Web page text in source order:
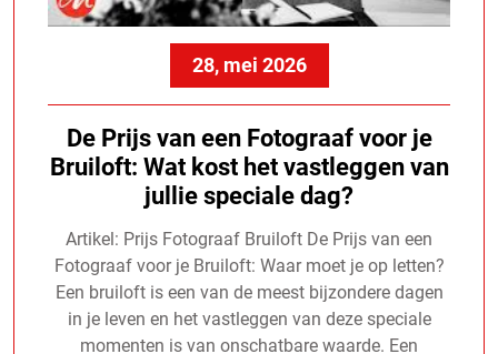
28, mei 2026
De Prijs van een Fotograaf voor je
Bruiloft: Wat kost het vastleggen van
jullie speciale dag?
Artikel: Prijs Fotograaf Bruiloft De Prijs van een
Fotograaf voor je Bruiloft: Waar moet je op letten?
Een bruiloft is een van de meest bijzondere dagen
in je leven en het vastleggen van deze speciale
momenten is van onschatbare waarde. Een